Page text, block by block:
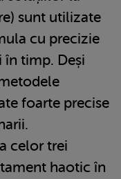
sunt utilizate
cu precizie
timp. Deși
foarte precise
celor trei
haotic în